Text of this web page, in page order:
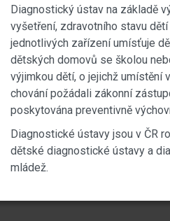
Diagnostický ústav na základě
vyšetření, zdravotního stavu
jednotlivých zařízení umísťuje
dětských domovů se školou
výjimkou dětí, o jejichž umístění
chování požádali zákonní
poskytována preventivně
Diagnostické ústavy jsou v ČR
dětské diagnostické ústavy a
mládež.